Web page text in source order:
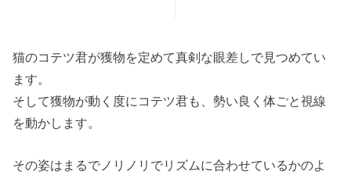
猫のコテツ君が獲物を定めて真剣な眼差しで見つめてい
ます。
そして獲物が動く度にコテツ君も、勢い良く体ごと視線
を動かします。
その姿はまるでノリノリでリズムに合わせているかのよ